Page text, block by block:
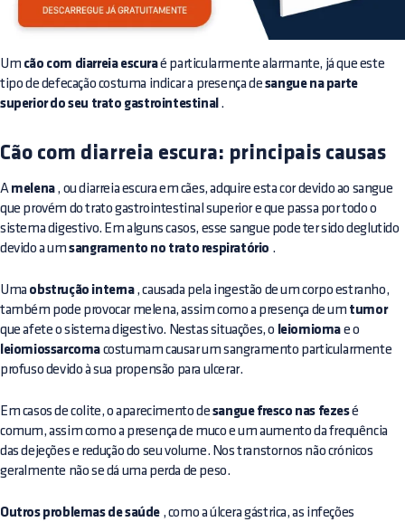
Um cão com diarreia escuraé particularmente alarmante, já que este
tipo de defecação costuma indicar a presença de sangue na parte
superior do seu trato gastrointestinal .
Cão com diarreia escura: principais causas
A melena, ou diarreia escura em cães, adquire esta cor devido ao sangue
que provém do trato gastrointestinal superior e que passa por todo o
sistema digestivo. Em alguns casos, esse sangue pode ter sido deglutido
devido a umsangramento no trato respiratório .
Uma obstrução interna, causada pela ingestão de um corpo estranho,
também pode provocar melena, assim como a presença de um tumor
que afete o sistema digestivo. Nestas situações, o leiomioma e o
leiomiossarcoma costumam causar um sangramento particularmente
profuso devido à sua propensão para ulcerar.
Em casos de colite, o aparecimento de sangue fresco nas fezesé
comum, assim como a presença de muco e um aumento da frequência
das dejeções e redução do seu volume. Nos transtornos não crónicos
geralmente não se dá uma perda de peso.
Outros problemas de saúde , como a úlcera gástrica, as infeções